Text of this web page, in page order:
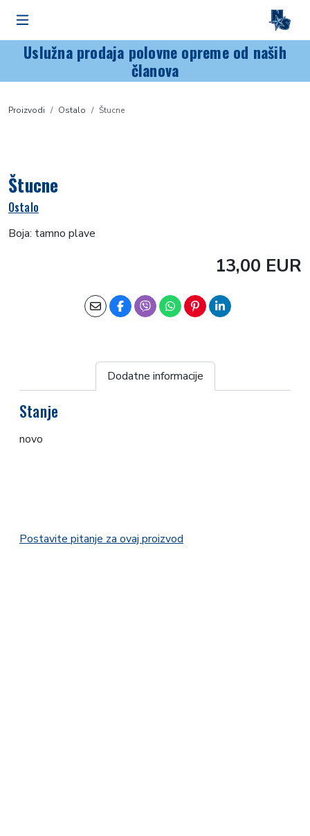
Uslužna prodaja polovne opreme od naših
članova
Proizvodi Ostalo Štucne
Štucne
Ostalo
Boja: tamno plave
13,00 EUR
Dodatne informacije
Stanje
novo
Postavite pitanje za ovaj proizvod